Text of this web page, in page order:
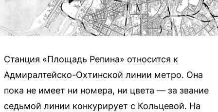
Станция «Площадь Репина» относится к
Адмиралтейско-Охтинской линии метро. Она
пока не имеет ни номера, ни цвета — за звание
седьмой линии конкурирует с Кольцевой. На